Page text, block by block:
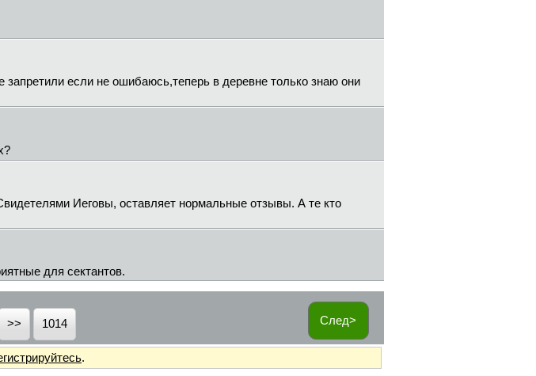
если не ошибаюсь,теперь в деревне только знаю они
Иеговы, оставляет нормальные отзывы. А те кто
для сектантов.
След>
1014
.